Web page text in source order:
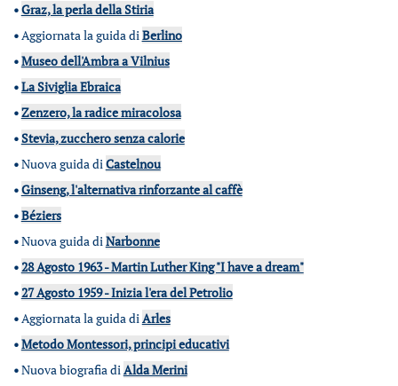
•Graz, la perla della Stiria
•Aggiornata la guida diBerlino
•Museo dell'Ambra a Vilnius
•La Siviglia Ebraica
•Zenzero, la radice miracolosa
•Stevia, zucchero senza calorie
•Nuova guida diCastelnou
•Ginseng, l'alternativa rinforzante al caffè
•Béziers
•Nuova guida diNarbonne
•28 Agosto 1963 - Martin Luther King "I have a dream"
•27 Agosto 1959 - Inizia l'era del Petrolio
•Aggiornata la guida diArles
•Metodo Montessori, principi educativi
•Nuova biografia diAlda Merini